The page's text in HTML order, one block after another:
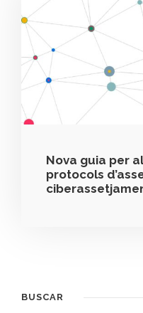
Nova guia per
protocols
BUSCAR